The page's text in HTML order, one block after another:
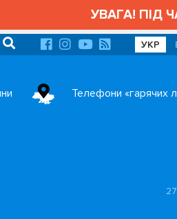
УВАГА! ПІД
УКР
Телефони «гарячих